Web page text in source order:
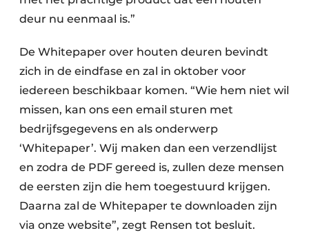
deur nu eenmaal is.”
De Whitepaper over houten deuren bevindt
zich in de eindfase en zal in oktober voor
iedereen beschikbaar komen. “Wie hem niet wil
missen, kan ons een email sturen met
bedrijfsgegevens en als onderwerp
‘Whitepaper’. Wij maken dan een verzendlijst
en zodra de PDF gereed is, zullen deze mensen
de eersten zijn die hem toegestuurd krijgen.
Daarna zal de Whitepaper te downloaden zijn
via onze website”, zegt Rensen tot besluit.